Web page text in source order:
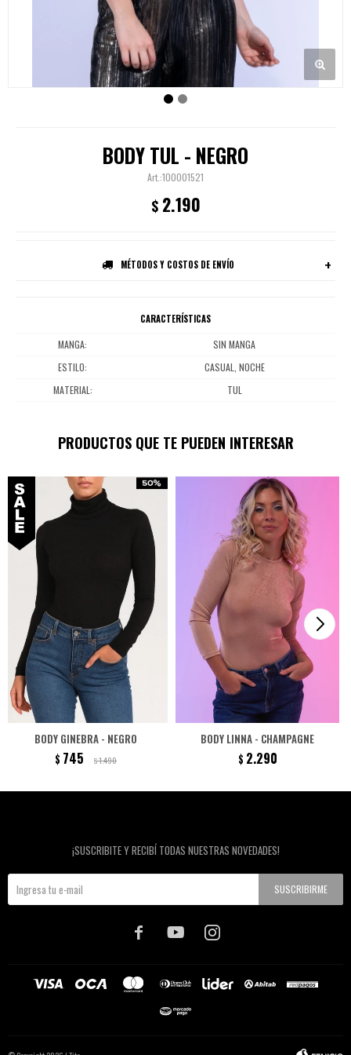
BODY TUL - NEGRO
100001521
$ 2.190
MÉTODOS Y COSTOS DE ENVÍO
CARACTERÍSTICAS
MANGA
SIN MANGA
ESTILO
CASUAL, NOCHE
MATERIAL
TUL
PRODUCTOS QUE TE PUEDEN INTERESAR
BODY GINEBRA - NEGRO
$ 745 $1.490
BODY LINNA - CHAMPAGNE
$ 2.290
¡SUSCRIBITE Y RECIBÍ TODAS NUESTRAS NOVEDADES!
SUSCRIBIRME
  